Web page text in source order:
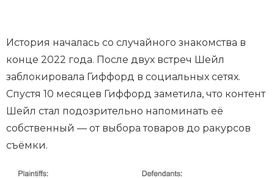
История началась со случайного знакомства в
конце 2022 года. После двух встреч Шейл
заблокировала Гиффорд в социальных сетях.
Спустя 10 месяцев Гиффорд заметила, что контент
Шейл стал подозрительно напоминать её
собственный — от выбора товаров до ракурсов
съёмки.